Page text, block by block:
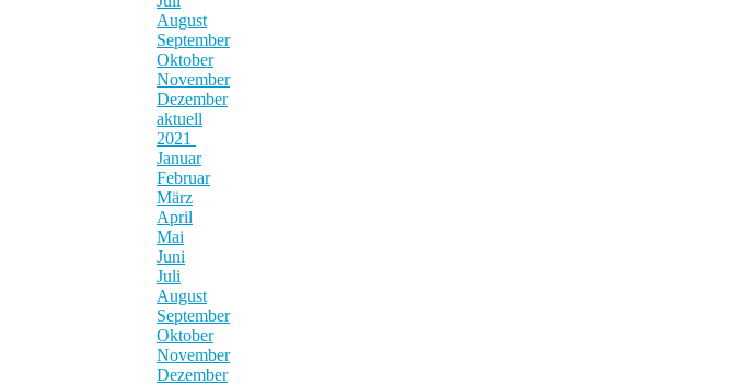
August
September
Oktober
November
Dezember
aktuell
2021
Januar
Februar
März
April
Mai
Juni
Juli
August
September
Oktober
November
Dezember